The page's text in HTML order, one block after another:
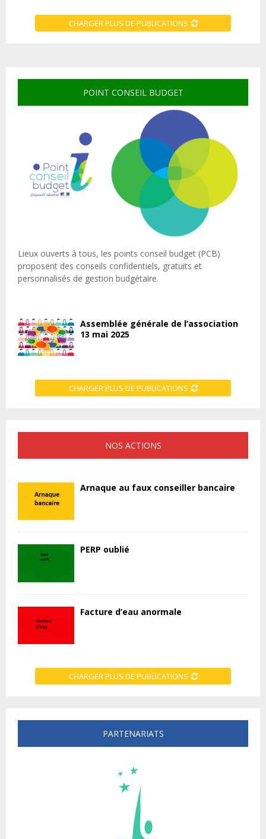
CHARGER PLUS DE PUBLICATIONS
POINT CONSEIL BUDGET
Lieux ouverts à tous, les points conseil budget (PCB)
proposent des conseils confidentiels, gratuits et
personnalisés de gestion budgétaire.
Assemblée générale de l’association
13 mai 2025
CHARGER PLUS DE PUBLICATIONS
NOS ACTIONS
Arnaque au faux conseiller bancaire
PERP oublié
Facture d’eau anormale
CHARGER PLUS DE PUBLICATIONS
PARTENARIATS